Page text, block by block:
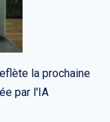
la prochaine
par l'IA